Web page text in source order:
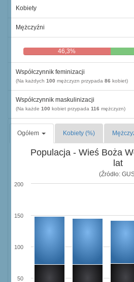
Kobiety
Mężczyźni
46,3%
Współczynnik feminizacji
(Na każdych 100 mężczyzn przypada 86 kobiet)
Współczynnik maskulinizacji
(Na każde 100 kobiet przypada 116 mężczyzn)
Ogółem Kobiety (%)
Populacja - Wieś Boża
lat
(Źródło:
50
100
150
200